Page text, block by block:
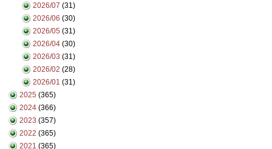
2026/07 (31)
2026/06 (30)
2026/05 (31)
2026/04 (30)
2026/03 (31)
2026/02 (28)
2026/01 (31)
2025 (365)
2024 (366)
2023 (357)
2022 (365)
2021 (365)